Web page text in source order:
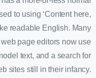
to using ‘Content here,
readable English. Many
page editors now use
text, and a search for
sites still in their infancy.